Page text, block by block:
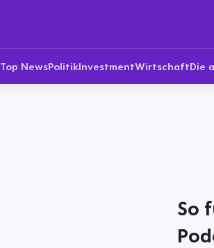
Top NewsPolitikInvestmentWirtschaftDie
So